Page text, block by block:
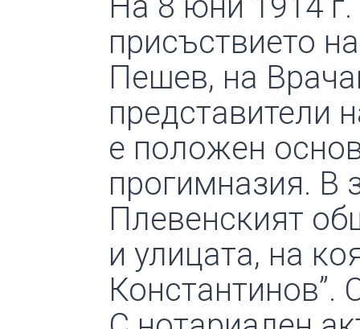
присъствието
Пешев, на
представители
е положен
прогимназия. В
Плевенският
и улицата, на
Константинов”.